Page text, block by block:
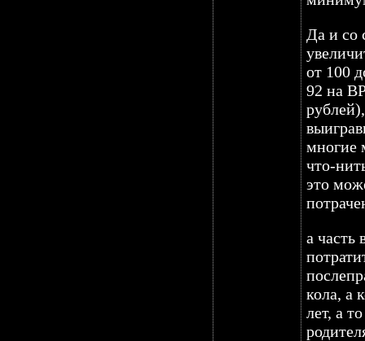
Да и со
от 100
92 на
многие
что-
это
а часть
кола, а
лет, а